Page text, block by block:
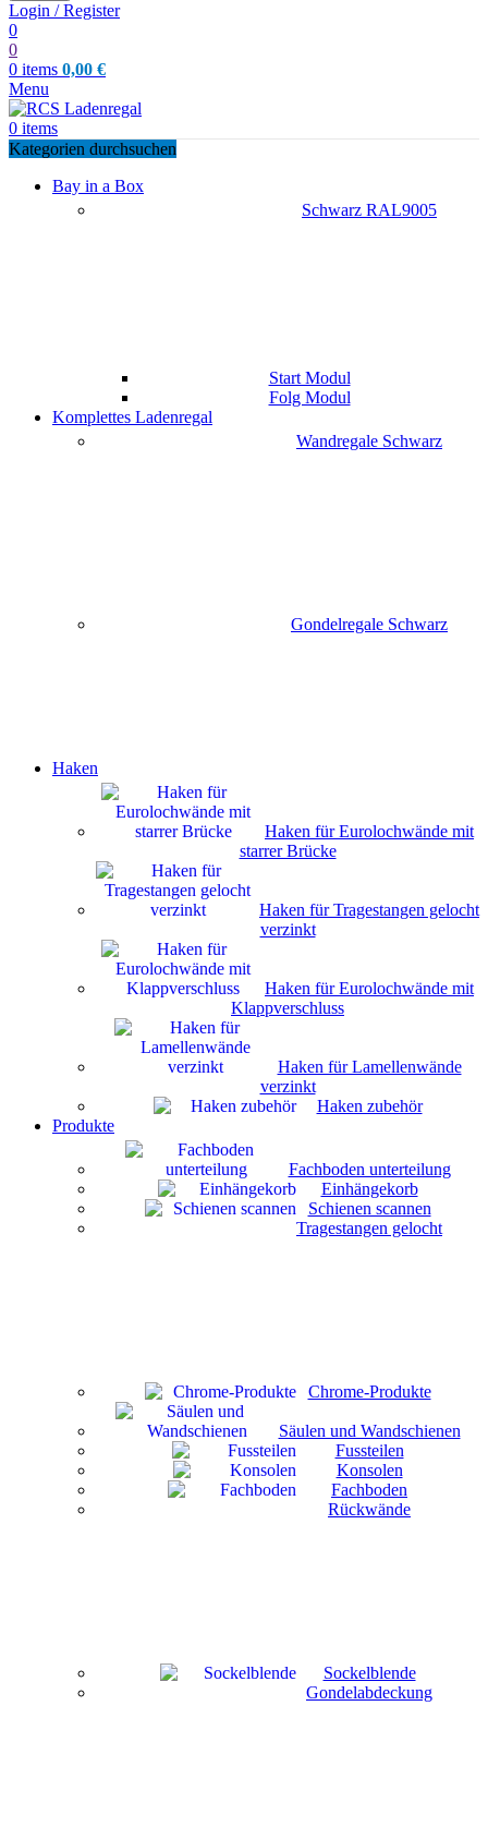
Login / Register
0
0
0 items 0,00 €
Menu
0 items
Kategorien durchsuchen
Bay in a Box
Schwarz RAL9005
Start Modul
Folg Modul
Komplettes Ladenregal
Wandregale Schwarz
Gondelregale Schwarz
Haken
Haken für Eurolochwände mit
starrer Brücke
Haken für Tragestangen gelocht
verzinkt
Haken für Eurolochwände mit
Klappverschluss
Haken für Lamellenwände
verzinkt
Haken zubehör
Produkte
Fachboden unterteilung
Einhängekorb
Schienen scannen
Tragestangen gelocht
Chrome-Produkte
Säulen und Wandschienen
Fussteilen
Konsolen
Fachboden
Rückwände
Sockelblende
Gondelabdeckung